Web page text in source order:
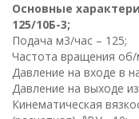
Основные
125/10Б-3;
Подача м3/час – 125;
Частота вращения об/
Давление на входе в
Давление на выходе
Кинематическая